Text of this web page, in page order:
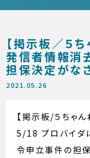
【掲示板／５
発信者情報消
担保決定がな
2021.05.26
【掲示板/５ちゃん
5/18 プロバイダ
令申立事件の担